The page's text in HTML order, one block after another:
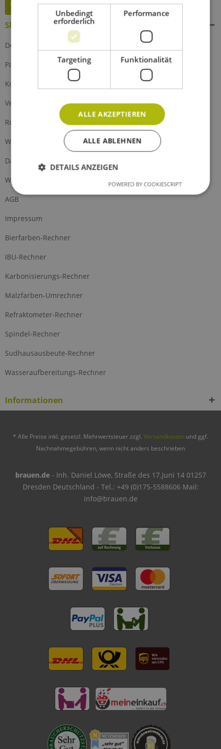
Widerruf erklären
Shop Service
Defektes Produkt
Partnerprogramm
Kontakt
Versand und Zahlung
Rückgabe
Widerrufsrecht
Datenschutz
Widerrufsformular
AGB
Impressum
Bierfarben-Rechner
IBU-Rechner
Karbonisierungs-Rechner
Malzfarben-Umrechner
Refraktometer-Rechner
Spindel-Rechner
Sudhausausbeute-Rechner
Wasseraufbereitungs-Rechner
Informationen
* Alle Preise inkl. gesetzl. Mehrwertsteuer zzgl. Versandkosten und ggf.
Nachnahmegebühren, wenn nicht anders beschrieben
brauen.de- Inh. Daniel Löwe, Straße des 17.Juni 14 01257
Dresden Deutschland - Tel.: +49 (0)175-5588606 Mail:
info@brauen.de
Unbedingt
erforderlich
Performance
Targeting Funktionalität
ALLE AKZEPTIEREN
ALLE ABLEHNEN
DETAILS ANZEIGEN
POWERED BY COOKIESCRIPT